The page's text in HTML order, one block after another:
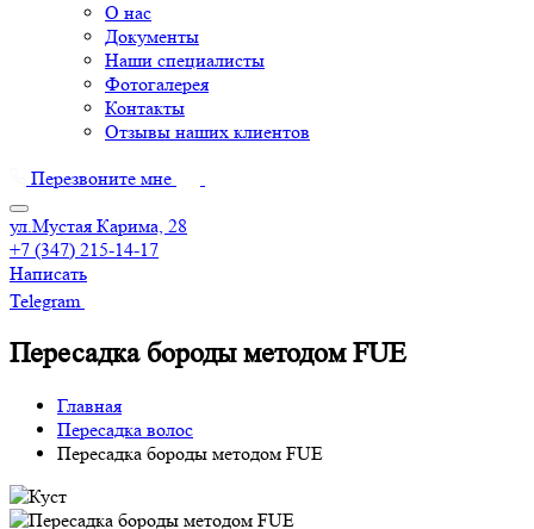
О нас
Документы
Наши специалисты
Фотогалерея
Контакты
Отзывы наших клиентов
Перезвоните мне
ул.Мустая Карима, 28
+7 (347) 215-14-17
Написать
Telegram
Пересадка бороды методом FUE
Главная
Пересадка волос
Пересадка бороды методом FUE